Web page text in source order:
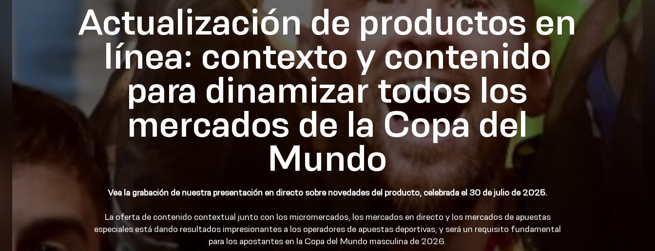
Actualización de productos en
línea: contexto y contenido
para dinamizar todos los
mercados de la Copa del
Mundo
Vea la grabación de nuestra presentación en directo sobre novedades del producto, celebrada el 30 de julio de 2025.
La oferta de contenido contextual junto con los micromercados, los mercados en directo y los mercados de apuestas
especiales está dando resultados impresionantes a los operadores de apuestas deportivas, y será un requisito fundamental
para los apostantes en la Copa del Mundo masculina de 2026.